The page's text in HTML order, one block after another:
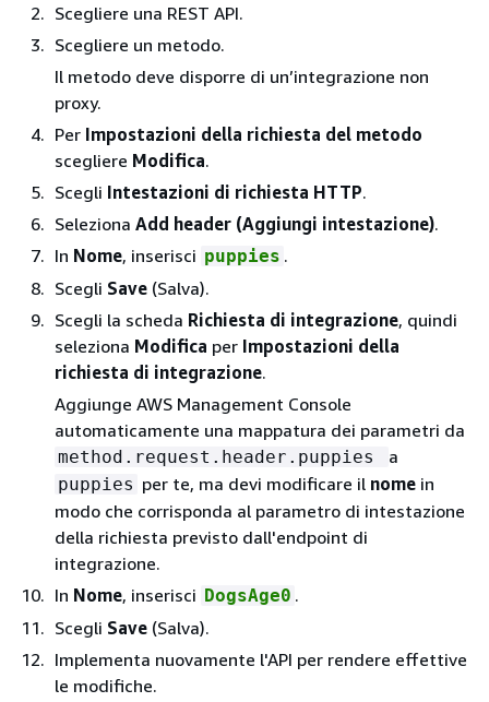
Scegliere una REST API.
Scegliere un metodo.
Il metodo deve disporre di un’integrazione non
proxy.
Per Impostazioni della richiesta del metodo
scegliere Modifica.
Scegli Intestazioni di richiesta HTTP.
Seleziona Add header (Aggiungi intestazione).
In Nome, inserisci puppies .
Scegli Save (Salva).
Scegli la scheda Richiesta di integrazione, quindi
seleziona Modifica per Impostazioni della
richiesta di integrazione.
Aggiunge AWS Management Console
automaticamente una mappatura dei parametri da
method.request.header.puppies a
puppies per te, ma devi modificare il nome in
modo che corrisponda al parametro di intestazione
della richiesta previsto dall'endpoint di
integrazione.
In Nome, inserisci DogsAge0 .
Scegli Save (Salva).
Implementa nuovamente l'API per rendere effettive
le modifiche.